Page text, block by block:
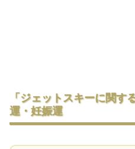
「ジェットスキーに関す
運・妊娠運